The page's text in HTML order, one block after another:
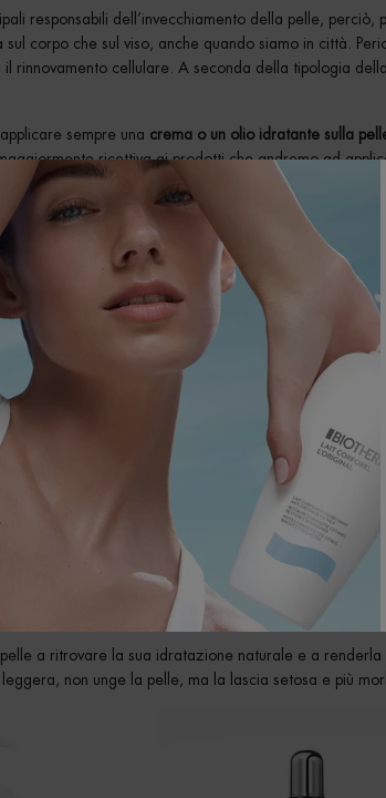
responsabili dell’invecchiamento della pelle,
sul corpo che sul viso, anche quando siamo in città.
il rinnovamento cellulare. A seconda della tipologia
sempre una crema o un olio idratante sulla
ricettiva ai prodotti che andremo ad
cutaneo e potremo combattere al meglio
le smagliature
occorre mantenere lapelle idratata ed
Corpo , un prodotto idratante da applicare
la barriera protettiva e protegge l’elasticità naturale
non unge e non appiccica: il prodotto viene
sulla pelle detersa e, con la sua fragranza delicata e la
momento di relax.
Life Plankton Multi-Corrective Olio Corpo , unolio corpo
oli di origine naturale(olio di canola, olio di mandorla
smagliature, la rugosità e le zone secche della pella
a ritrovare la sua idratazione naturale e a
non unge la pelle, ma la lascia setosa e più